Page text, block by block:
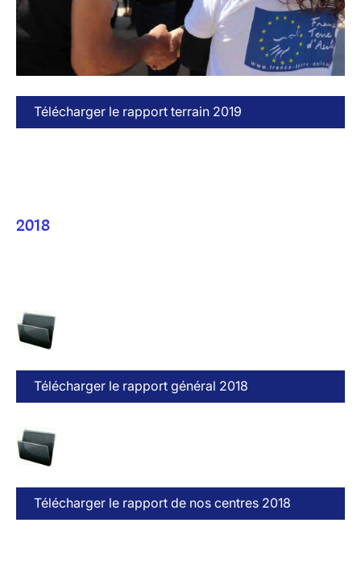
Télécharger le rapport terrain 2019
2018
Télécharger le rapport général 2018
Télécharger le rapport de nos centres 2018